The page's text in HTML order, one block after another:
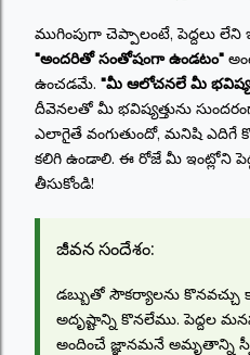
ముగింపుగా చెప్పాలంటే, పెద్దలు లేని
"అందరితో సంతోషంగా ఉండటం"
ఉంచడమే. "మీ ఆలోచనలే మీ
దీవెనలతో మీ భవిష్యత్తును
ఎలాగైతే వంగుతుందో, మనిషి ఎదిగే
కలిగి ఉండాలి. ఈ రోజే మీ ఇంట్లోని
తీసుకోండి!
జీవన సందేశం:
డబ్బుతో సౌకర్యాలను కొనవచ్చు
అదృష్టాన్ని కొనలేము. పెద్దల
అందించే జ్ఞానమనే అమృతాన్ని